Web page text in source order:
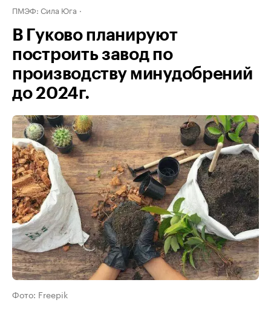
ПМЭФ: Сила Юга
В Гуково планируют
построить завод по
производству минудобрений
до 2024г.
Фото: Freepik